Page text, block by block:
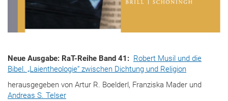
Neue Ausgabe: RaT-Reihe Band 41: Robert Musil und die
Bibel. „Laientheologie“ zwischen Dichtung und Religion
herausgegeben von Artur R. Boelderl, Franziska Mader und
Andreas S. Telser